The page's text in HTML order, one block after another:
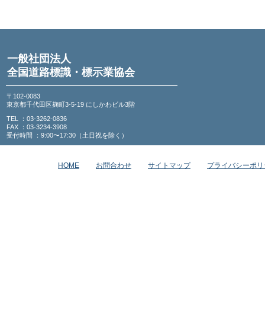
一般社団法人
全国道路標識・標示業協会
〒102-0083
東京都千代田区麹町3-5-19 にしかわビル3階
TEL ：03-3262-0836
FAX ：03-3234-3908
受付時間 ：9:00〜17:30（土日祝を除く）
HOME お問合わせ サイトマップ プライバシーポ